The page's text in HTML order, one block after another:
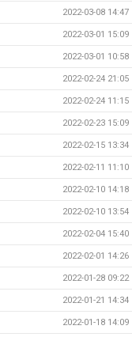
2022-03-08 14:47
2022-03-01 15:09
2022-03-01 10:58
2022-02-24 21:05
2022-02-24 11:15
2022-02-23 15:09
2022-02-15 13:34
2022-02-11 11:10
2022-02-10 14:18
2022-02-10 13:54
2022-02-04 15:40
2022-02-01 14:26
2022-01-28 09:22
2022-01-21 14:34
2022-01-18 14:09